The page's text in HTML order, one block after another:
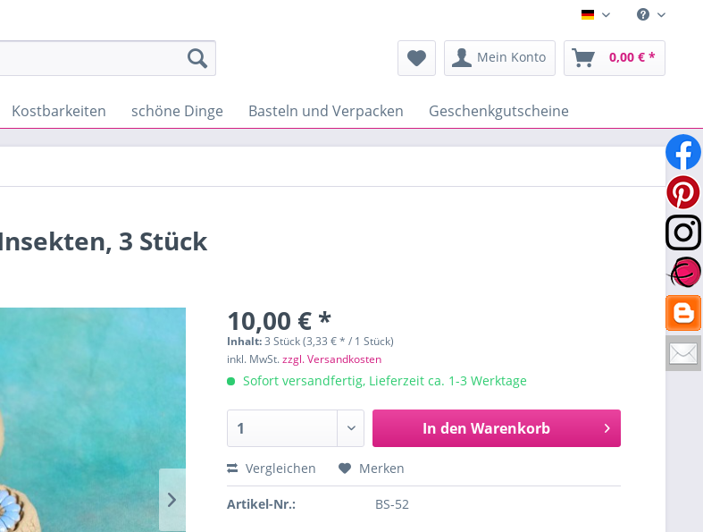
Deutsch
Mein Konto 0,00 € *
Kostbarkeiten schöne Dinge Basteln und Verpacken Geschenkgutscheine
3 Stück
10,00 € *
Inhalt:3 Stück (3,33 € * / 1 Stück)
inkl. MwSt.zzgl. Versandkosten
Sofort versandfertig, Lieferzeit ca. 1-3 Werktage
In den Warenkorb
Vergleichen Merken
Artikel-Nr.: BS-52